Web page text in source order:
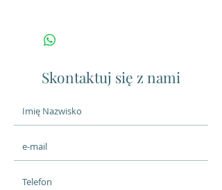
Skontaktuj się z nami